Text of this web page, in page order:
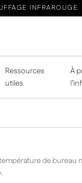
INFRAROUGE
Ressources
utiles
À
de bureau